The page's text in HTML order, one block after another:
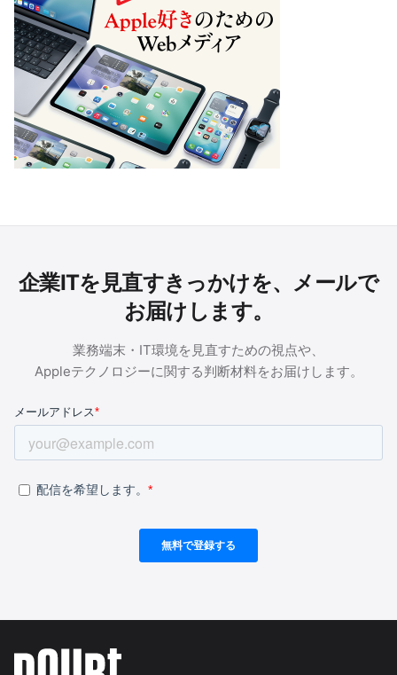
企業ITを見直すきっかけを、メールで
お届けします。
業務端末・IT環境を見直すための視点や、
Appleテクノロジーに関する判断材料をお届けします。